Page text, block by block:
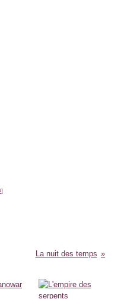
]
La nuit des temps